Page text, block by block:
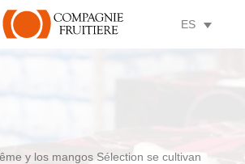
ES
y los mangos Sélection se cultivan